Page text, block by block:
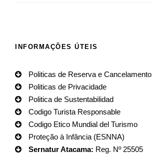
INFORMAÇÕES ÚTEIS
Politicas de Reserva e Cancelamento
Politicas de Privacidade
Politica de Sustentabilidad
Codigo Turista Responsable
Codigo Etico Mundial del Turismo
Proteção à Infância (ESNNA)
Sernatur Atacama: Reg. Nº 25505